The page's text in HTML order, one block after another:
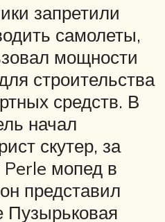
запретили
самолеты,
мощности
строительства
средств. В
начал
скутер, за
Perle мопед в
представил
Пузырьковая